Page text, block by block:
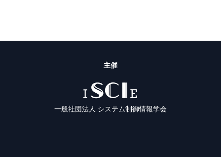
主催
ISCIE
一般社団法人 システム制御情報学会